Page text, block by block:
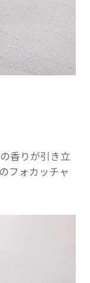
香りが引き立
フォカッチャ